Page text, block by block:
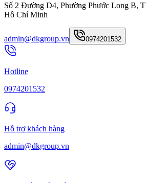
Số 2 Đường D4, Phường Phước Long B,
Hồ Chí Minh
admin@dkgroup.vn 0974201532
Hotline
0974201532
Hỗ trợ khách hàng
admin@dkgroup.vn